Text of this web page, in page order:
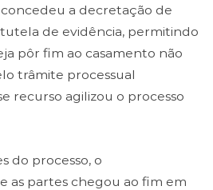
a decretação de
de evidência, permitindo
pôr fim ao casamento não
trâmite processual
recurso agilizou o processo
do processo, o
as partes chegou ao fim em